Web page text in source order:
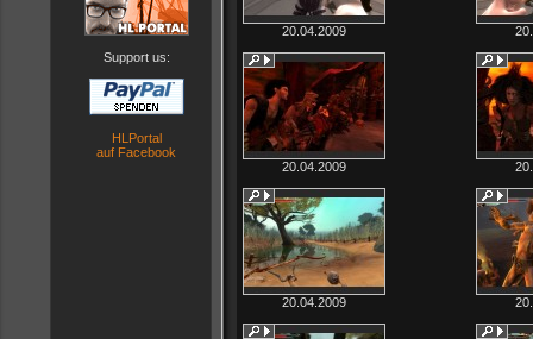
Support us:
HLPortal
auf Facebook
20.04.2009
20.04.2009
20.04.2009